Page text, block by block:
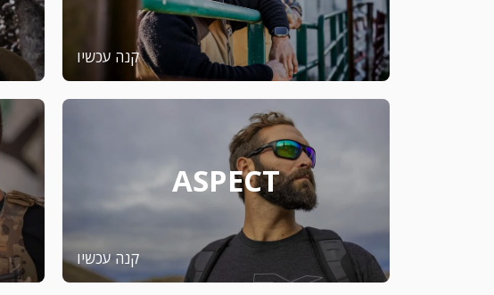
קנה עכשיו
ASPECT
קנה עכשיו